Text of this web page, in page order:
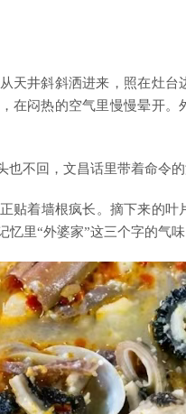
天井斜斜洒进来，照在灶
在闷热的空气里慢慢晕开
不回，文昌话里带着命令的
贴着墙根疯长。摘下来的
里“外婆家”这三个字的气味